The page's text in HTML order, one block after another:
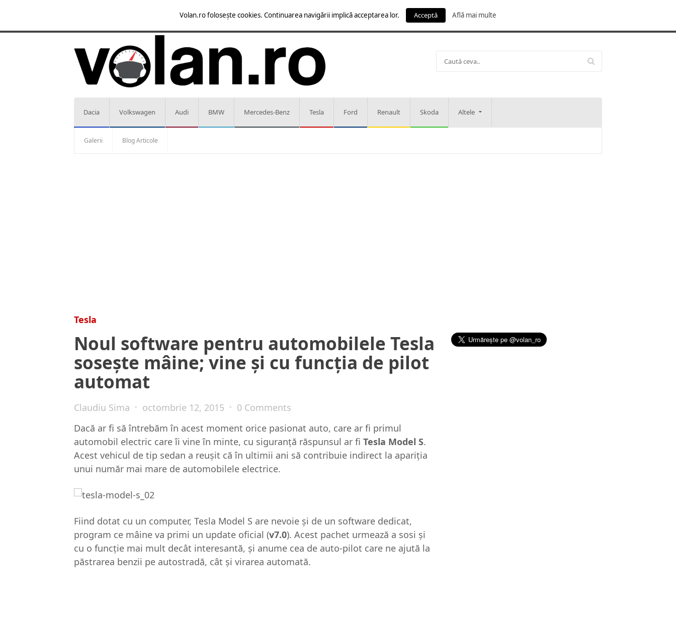
Dacia Volkswagen Audi BMW Mercedes-Benz Tesla Ford Renault Skoda Altele
Galerii Blog Articole
Tesla
Noul software pentru automobilele Tesla
sosește mâine; vine și cu funcția de pilot
automat
Claudiu Sima octombrie 12, 2015
0 Comments
Dacă ar fi să întrebăm în acest moment orice pasionat auto, care ar fi primul
automobil electric care îi vine în minte, cu siguranță răspunsul ar fi Tesla Model S.
Acest vehicul de tip sedan a reușit că în ultimii ani să contribuie indirect la apariția
unui număr mai mare de automobilele electrice.
Fiind dotat cu un computer, Tesla Model S are nevoie și de un software dedicat,
program ce mâine va primi un update oficial (v7.0). Acest pachet urmează a sosi și
cu o funcție mai mult decât interesantă, și anume cea de auto-pilot care ne ajută la
păstrarea benzii pe autostradă, cât și virarea automată.
Volan.ro folosește cookies. Continuarea navigării implică acceptarea lor. Acceptă Află mai multe